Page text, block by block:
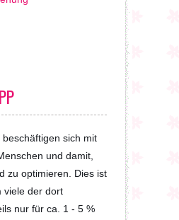
sich mit
und damit,
zu optimieren. Dies ist
viele der dort
nur für ca. 1 - 5 %